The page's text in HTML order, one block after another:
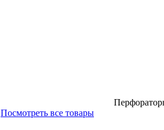
Посмотреть все товары